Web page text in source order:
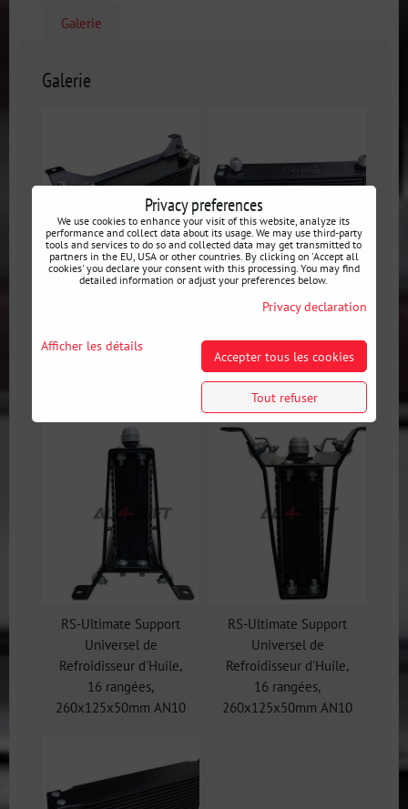
Galerie
Galerie
Refroidisseur d'Huile,
RS-Ultimate Support
Refroidisseur d'Huile,
16 rangées,
260x125x50mm AN10
RS-Ultimate Support
Universel de
Refroidisseur d'Huile,
16 rangées,
260x125x50mm AN10
RS-Ultimate Support
Universel de
Refroidisseur d'Huile,
16 rangées,
260x125x50mm AN10
Privacy preferences
We use cookies to enhance your visit of this website, analyze its
performance and collect data about its usage. We may use third-party
tools and services to do so and collected data may get transmitted to
partners in the EU, USA or other countries. By clicking on 'Accept all
cookies' you declare your consent with this processing. You may find
detailed information or adjust your preferences below.
Privacy declaration
Afficher les détails
Accepter tous les cookies
Tout refuser